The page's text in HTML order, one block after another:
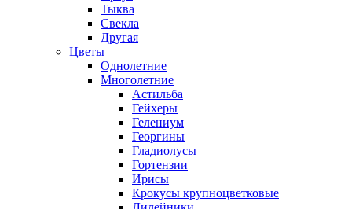
Тыква
Свекла
Другая
Цветы
Однолетние
Многолетние
Астильба
Гейхеры
Гелениум
Георгины
Гладиолусы
Гортензии
Ирисы
Крокусы крупноцветковые